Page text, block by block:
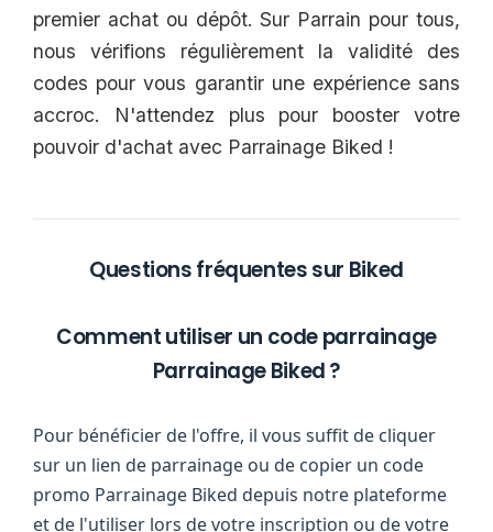
premier achat ou dépôt. Sur Parrain pour tous,
nous vérifions régulièrement la validité des
codes pour vous garantir une expérience sans
accroc. N'attendez plus pour booster votre
pouvoir d'achat avec Parrainage Biked !
Questions fréquentes sur Biked
Comment utiliser un code parrainage
Parrainage Biked ?
Pour bénéficier de l'offre, il vous suffit de cliquer
sur un lien de parrainage ou de copier un code
promo Parrainage Biked depuis notre plateforme
et de l'utiliser lors de votre inscription ou de votre